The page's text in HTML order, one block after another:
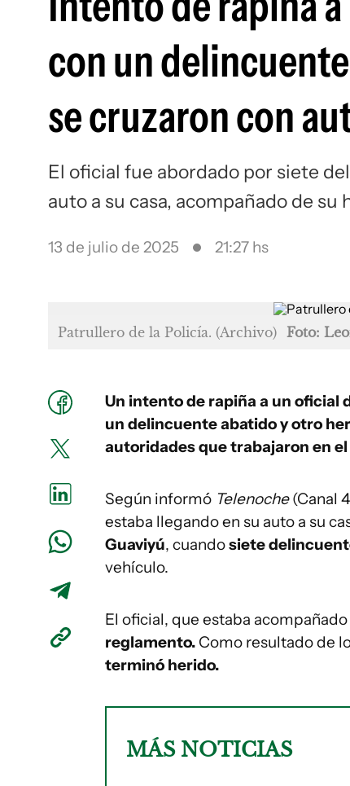
con un
se cruzaron con
El oficial fue abordado por siete
auto a su casa, acompañado de su
13 de julio de 2025 21:27 hs
Patrullero de la Policía. (Archivo) Foto:
Un intento de rapiña a un oficial
un delincuente abatido y otro
autoridades que trabajaron en
Según informó Telenoche(Canal
estaba llegando en su auto a su
Guaviyú, cuandosiete
vehículo.
El oficial, que estaba acompañado
reglamento. Como resultado de
terminó herido.
MÁS NOTICIAS